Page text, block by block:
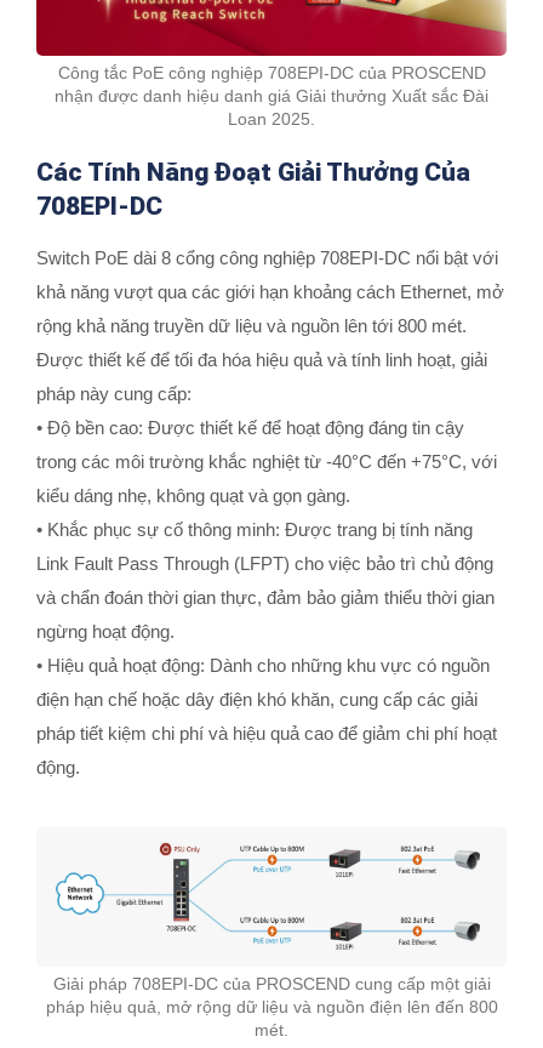
Công tắc PoE công nghiệp 708EPI-DC của PROSCEND
nhận được danh hiệu danh giá Giải thưởng Xuất sắc Đài
Loan 2025.
Các Tính Năng Đoạt Giải Thưởng Của
708EPI-DC
Switch PoE dài 8 cổng công nghiệp 708EPI-DC nổi bật với
khả năng vượt qua các giới hạn khoảng cách Ethernet, mở
rộng khả năng truyền dữ liệu và nguồn lên tới 800 mét.
Được thiết kế để tối đa hóa hiệu quả và tính linh hoạt, giải
pháp này cung cấp:
• Độ bền cao: Được thiết kế để hoạt động đáng tin cậy
trong các môi trường khắc nghiệt từ -40°C đến +75°C, với
kiểu dáng nhẹ, không quạt và gọn gàng.
• Khắc phục sự cố thông minh: Được trang bị tính năng
Link Fault Pass Through (LFPT) cho việc bảo trì chủ động
và chẩn đoán thời gian thực, đảm bảo giảm thiểu thời gian
ngừng hoạt động.
• Hiệu quả hoạt động: Dành cho những khu vực có nguồn
điện hạn chế hoặc dây điện khó khăn, cung cấp các giải
pháp tiết kiệm chi phí và hiệu quả cao để giảm chi phí hoạt
động.
Giải pháp 708EPI-DC của PROSCEND cung cấp một giải
pháp hiệu quả, mở rộng dữ liệu và nguồn điện lên đến 800
mét.